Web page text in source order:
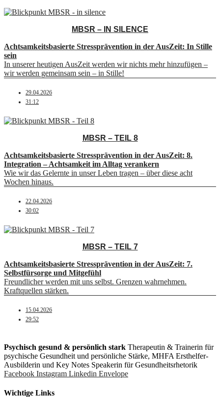
MBSR – IN SILENCE
Achtsamkeitsbasierte Stressprävention in der AusZeit: In Stille
sein
In unserer heutigen AusZeit werden wir nichts mehr hinzufügen –
wir werden gemeinsam sein – in Stille!
29.04.2026
31:12
MBSR – TEIL 8
Achtsamkeitsbasierte Stressprävention in der AusZeit: 8.
Integration – Achtsamkeit im Alltag verankern
Wie wir das Gelernte in unser Leben tragen – über diese acht
Wochen hinaus.
22.04.2026
30:02
MBSR – TEIL 7
Achtsamkeitsbasierte Stressprävention in der AusZeit: 7.
Selbstfürsorge und Mitgefühl
Freundlicher werden mit uns selbst. Grenzen wahrnehmen.
Kraftquellen stärken.
15.04.2026
29:52
Psychisch gesund & persönlich stark Therapeutin & Trainerin für
psychische Gesundheit und persönliche Stärke, MHFA Ersthelfer-
Aus­bild­er­in und Key Notes Speakerin für Gesundheits­rhetorik
Facebook Instagram Linkedin Envelope
Wichtige Links